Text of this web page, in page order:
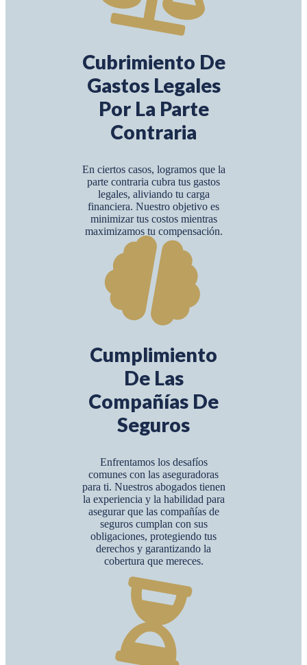
Cubrimiento De
Gastos Legales
Por La Parte
Contraria
En ciertos casos, logramos que la
parte contraria cubra tus gastos
legales, aliviando tu carga
financiera. Nuestro objetivo es
minimizar tus costos mientras
maximizamos tu compensación.
Cumplimiento
De Las
Compañías De
Seguros
Enfrentamos los desafíos
comunes con las aseguradoras
para ti. Nuestros abogados tienen
la experiencia y la habilidad para
asegurar que las compañías de
seguros cumplan con sus
obligaciones, protegiendo tus
derechos y garantizando la
cobertura que mereces.